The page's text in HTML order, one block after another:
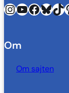
InstagramYouTube Facebook Bluesky TikTok Pinterest
Om
Om sajten